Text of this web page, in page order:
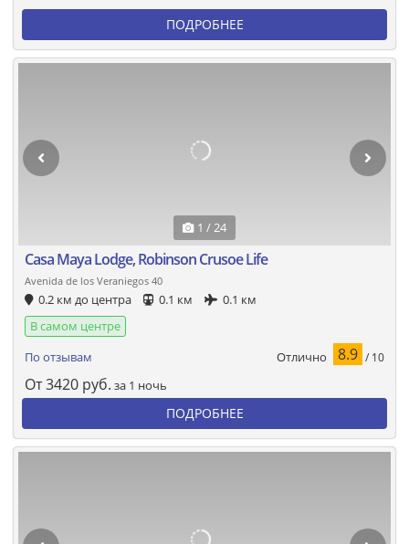
ПОДРОБНЕЕ
1 / 24
Casa Maya Lodge, Robinson Crusoe Life
Avenida de los Veraniegos 40
0.2 км до центра 0.1 км
0.1 км
В самом центре
По отзывам
Отлично 8.9 / 10
От3420 руб. за 1 ночь
ПОДРОБНЕЕ